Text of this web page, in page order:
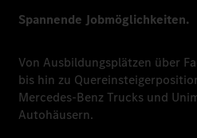
Spannende Jobmöglichkeiten.
Von Ausbildungsplätzen über
bis hin zu
Mercedes‑Benz Trucks und
Autohäusern.